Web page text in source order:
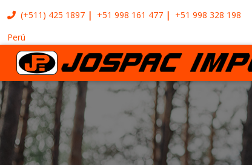
(+511) 425 1897 +51 998 161 477 +51 998 328 198
Perú